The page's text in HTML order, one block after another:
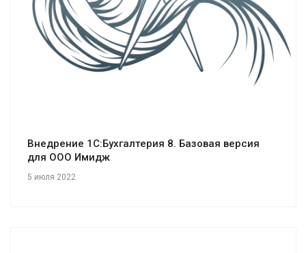
Внедрение 1С:Бухгалтерия 8. Базовая версия
для ООО Имидж
5 июля 2022